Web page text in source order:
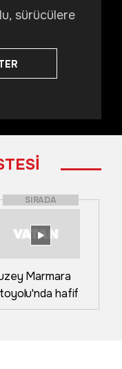
sürücülere
SIRADA
Marmara
hafif
araç tünel